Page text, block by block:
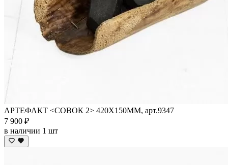
АРТЕФАКТ <СОВОК 2> 420Х150ММ, арт.9347
7 900 ₽
в наличии 1 шт